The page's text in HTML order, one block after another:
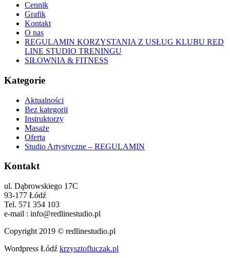
Cennik
Grafik
Kontakt
O nas
REGULAMIN KORZYSTANIA Z USŁUG KLUBU RED
LINE STUDIO TRENINGU
SIŁOWNIA & FITNESS
Kategorie
Aktualności
Bez kategorii
Instruktorzy
Masaże
Oferta
Studio Artystyczne – REGULAMIN
Kontakt
ul. Dąbrowskiego 17C
93-177 Łódź
Tel. 571 354 103
e-mail : info@redlinestudio.pl
Copyright 2019 © redlinestudio.pl
Wordpress Łódź krzysztofluczak.pl